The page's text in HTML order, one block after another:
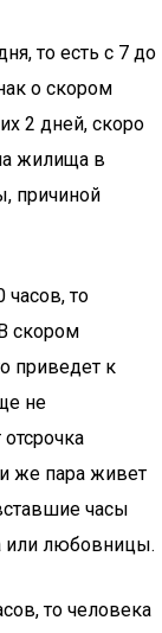
то есть с 7 до
о скором
2 дней, скоро
жилища в
причиной
часов, то
скором
приведет к
не
же пара живет
часы
или любовницы.
то человека